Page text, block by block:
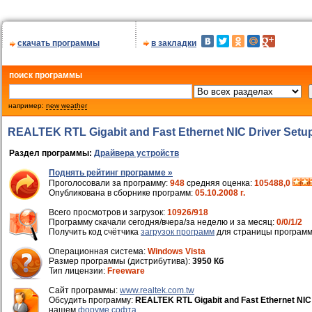
скачать программы в закладки
поиск программы
например: new weather
REALTEK RTL Gigabit and Fast Ethernet NIC Driver
Раздел программы: Драйвера устройств
Поднять рейтинг программе »
Проголосовали за программу: 948 средняя оценка: 105488,0
Опубликована в сборнике программ: 05.10.2008 г.
Всего просмотров и загрузок: 10926/918
Программу скачали сегодня/вчера/за неделю и за месяц: 0/0/1/2
Получить код счётчика загрузок программ для страницы
Операционная система: Windows Vista
Размер программы (дистрибутива): 3950 Кб
Тип лицензии: Freeware
Cайт программы: www.realtek.com.tw
Обсудить программу: REALTEK RTL Gigabit and Fast Ethernet
нашем форуме софта